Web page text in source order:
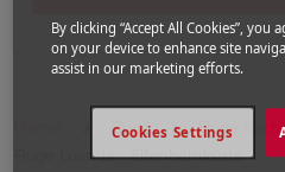
Flüge
Flüge
Flüge Luanda - Elfenbeinküste
By clicking “Accept All Cookies”,
on your device to enhance site
assist in our marketing efforts.
Cookies Settings